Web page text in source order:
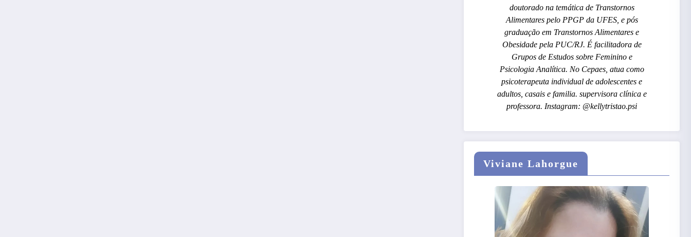
doutorado na temática de Transtornos
Alimentares pelo PPGP da UFES, e pós
graduação em Transtornos Alimentares e
Obesidade pela PUC/RJ. É facilitadora de
Grupos de Estudos sobre Feminino e
Psicologia Analítica. No Cepaes, atua como
psicoterapeuta individual de adolescentes e
adultos, casais e familia. supervisora clínica e
professora. Instagram: @kellytristao.psi
Viviane Lahorgue